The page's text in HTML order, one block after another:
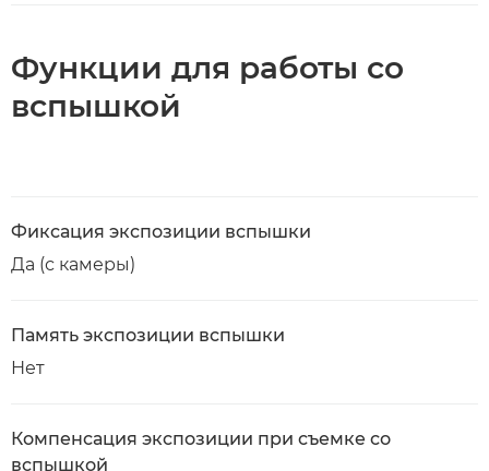
Функции для работы со
вспышкой
Фиксация экспозиции вспышки
Да (с камеры)
Память экспозиции вспышки
Нет
Компенсация экспозиции при съемке со
вспышкой